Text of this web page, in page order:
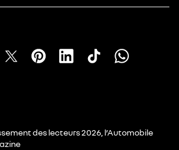
des lecteurs 2026, l’Automobile